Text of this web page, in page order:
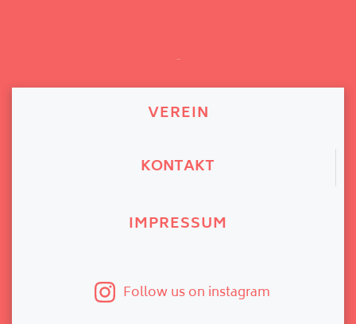
VEREIN
KONTAKT
IMPRESSUM
Follow us on instagram